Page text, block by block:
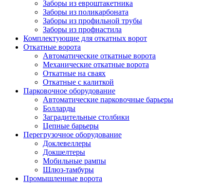
Заборы из евроштакетника
Заборы из поликарбоната
Заборы из профильной трубы
Заборы из профнастила
Комплектующие для откатных ворот
Откатные ворота
Автоматические откатные ворота
Механические откатные ворота
Откатные на сваях
Откатные с калиткой
Парковочное оборудование
Автоматические парковочные барьеры
Болларды
Заградительные столбики
Цепные барьеры
Перегрузочное оборудование
Доклевеллеры
Докшелтеры
Мобильные рампы
Шлюз-тамбуры
Промышленные ворота